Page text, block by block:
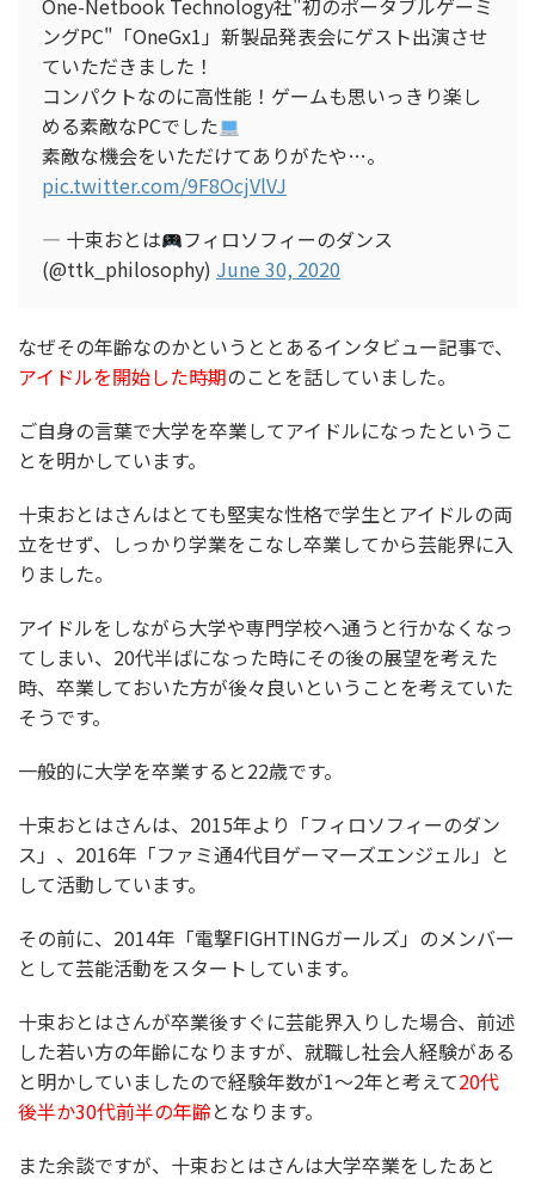
One-Netbook Technology社"初のポータブルゲーミ
ングPC"「OneGx1」新製品発表会にゲスト出演させ
ていただきました！
コンパクトなのに高性能！ゲームも思いっきり楽し
める素敵なPCでした
素敵な機会をいただけてありがたや…。
pic.twitter.com/9F8OcjVlVJ
— 十束おとは
フィロソフィーのダンス
(@ttk_philosophy) June 30, 2020
なぜその年齢なのかというととあるインタビュー記事で、
アイドルを開始した時期のことを話していました。
ご自身の言葉で大学を卒業してアイドルになったというこ
とを明かしています。
十束おとはさんはとても堅実な性格で学生とアイドルの両
立をせず、しっかり学業をこなし卒業してから芸能界に入
り ました。
アイドルをしながら大学や専門学校へ通うと行かなくなっ
てしまい、20代半ばになった時にその後の展望を考えた
時、卒業しておいた方が後々良いということを考えていた
そうです。
一般的に大学を卒業すると22歳です。
十束おとはさんは、2015年より「フィロソフィーのダン
ス」、2016年「ファミ通4代目ゲーマーズエンジェル」と
して活動しています。
その前に、2014年「電撃FIGHTINGガールズ」のメンバー
として芸能活動をスタートしています。
十束おとはさんが卒業後すぐに芸能界入りした場合、前述
した若い方の年齢になりますが、就職し社会人経験がある
と明かしていましたので経験年数が1～2年と考えて20代
後半か30代前半の年齢となります。
また余談ですが、十束おとはさんは大学卒業をしたあと